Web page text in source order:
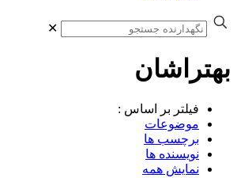
✕
بهتراشان
فیلتر بر اساس :
موضوعات
برچسب ها
نویسنده ها
نمایش همه